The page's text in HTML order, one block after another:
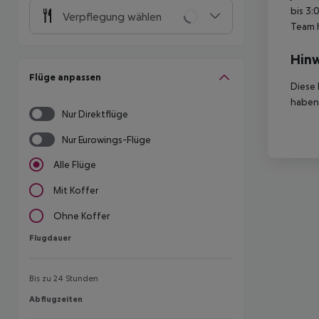
Verpflegung wählen
Flüge anpassen
Nur Direktflüge
Nur Eurowings-Flüge
Alle Flüge
Mit Koffer
Ohne Koffer
Flugdauer
Flugdauer
Bis zu 24 Stunden
Abflugzeiten
Abflugzeiten
bis
Team
Diese